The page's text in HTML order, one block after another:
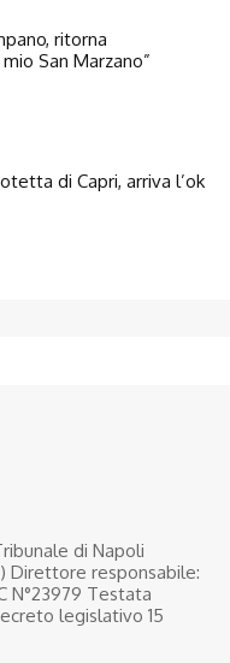
ritorna
San Marzano”
di Capri, arriva l’ok
di Napoli
Direttore responsabile:
N°23979 Testata
legislativo 15